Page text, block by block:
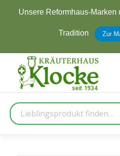
Unsere Reformhaus-Marken
Tradition Zur